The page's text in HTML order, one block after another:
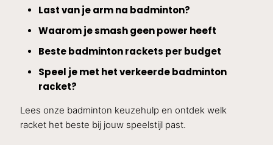
Last van je arm na badminton?
Waarom je smash geen power heeft
Beste badminton rackets per budget
Speel je met het verkeerde badminton
racket?
Lees onze badminton keuzehulp en ontdek welk
racket het beste bij jouw speelstijl past.